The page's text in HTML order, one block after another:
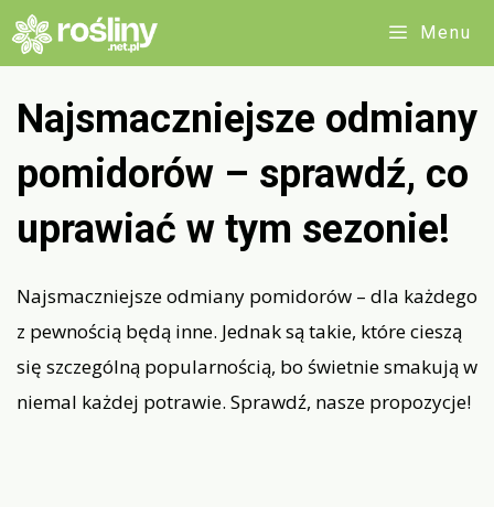
Przejdź
do
Menu
Najsmaczniejsze odmiany
pomidorów – sprawdź, co
uprawiać w tym sezonie!
Najsmaczniejsze odmiany pomidorów – dla każdego
z pewnością będą inne. Jednak są takie, które cieszą
się szczególną popularnością, bo świetnie smakują w
niemal każdej potrawie. Sprawdź, nasze propozycje!